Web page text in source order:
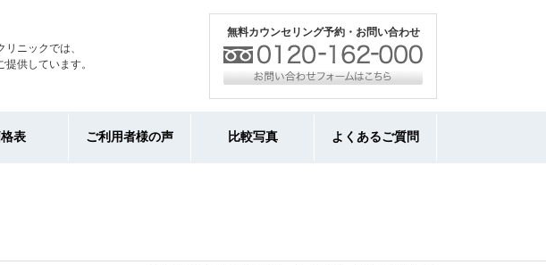
ニックでは、
供しています。
無料カウンセリング予約・お問い合わせ
表 ご利用者様の声 比較写真 よくあるご質問